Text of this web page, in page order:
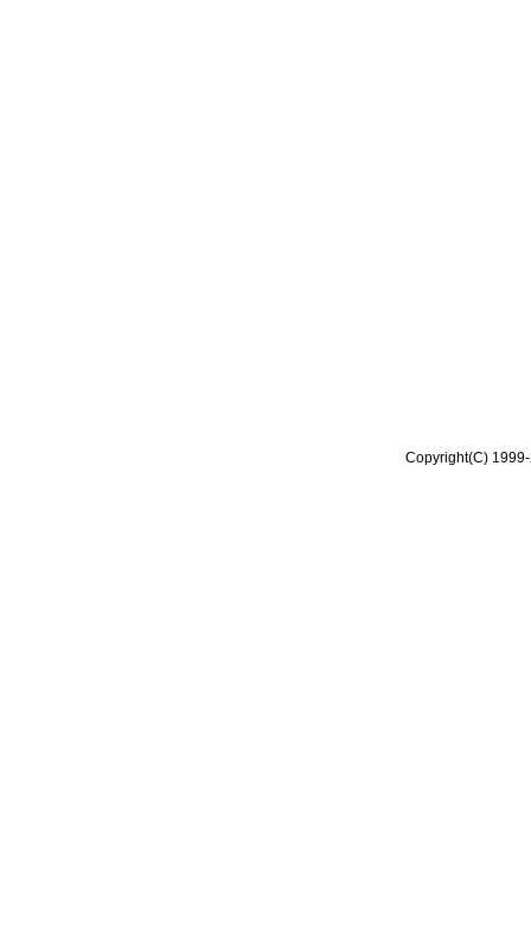
Copyright(C)